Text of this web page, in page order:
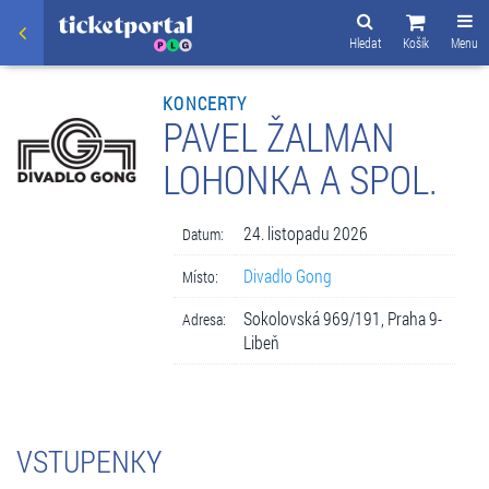
Menu
Košík
Hledat
KONCERTY
PAVEL ŽALMAN
LOHONKA A SPOL.
Datum: 24. listopadu 2026
Místo: Divadlo Gong
Adresa:
Sokolovská 969/191, Praha 9-
Libeň
VSTUPENKY